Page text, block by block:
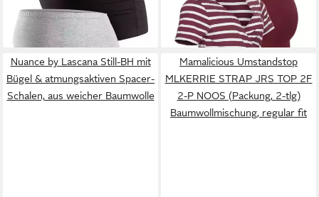
Maternity Belly Belts
2), für bequemes Stillen
Nuance by Lascana Still-BH mit
Bügel & atmungsaktiven Spacer-
Schalen, aus weicher Baumwolle
Mamalicious Umstandstop
MLKERRIE STRAP JRS TOP 2F
2-P NOOS (Packung, 2-tlg)
Baumwollmischung, regular fit